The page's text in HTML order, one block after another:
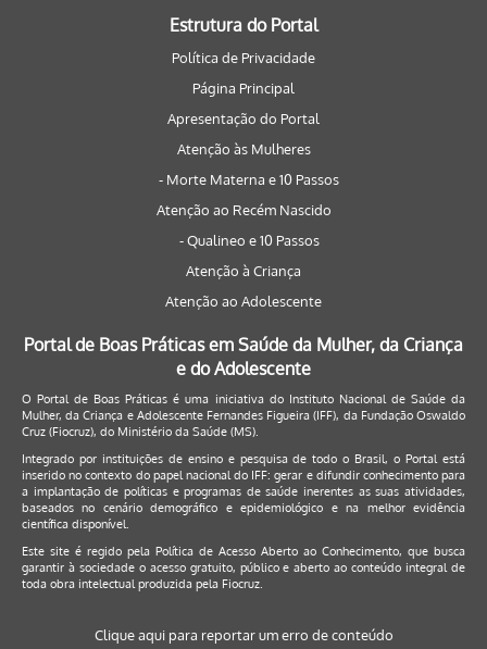
Estrutura do Portal
Política de Privacidade
Página Principal
Apresentação do Portal
Atenção às Mulheres
- Morte Materna e 10 Passos
Atenção ao Recém Nascido
- Qualineo e 10 Passos
Atenção à Criança
Atenção ao Adolescente
Portal de Boas Práticas em Saúde da Mulher, da Criança
e do Adolescente
O Portal de Boas Práticas é uma iniciativa do Instituto Nacional de Saúde da
Mulher, da Criança e Adolescente Fernandes Figueira (IFF), da Fundação Oswaldo
Cruz (Fiocruz), do Ministério da Saúde (MS).
Integrado por instituições de ensino e pesquisa de todo o Brasil, o Portal está
inserido no contexto do papel nacional do IFF: gerar e difundir conhecimento para
a implantação de políticas e programas de saúde inerentes as suas atividades,
baseados no cenário demográfico e epidemiológico e na melhor evidência
científica disponível.
Este site é regido pela Política de Acesso Aberto ao Conhecimento, que busca
garantir à sociedade o acesso gratuito, público e aberto ao conteúdo integral de
toda obra intelectual produzida pela Fiocruz.
Clique aqui para reportar um erro de conteúdo